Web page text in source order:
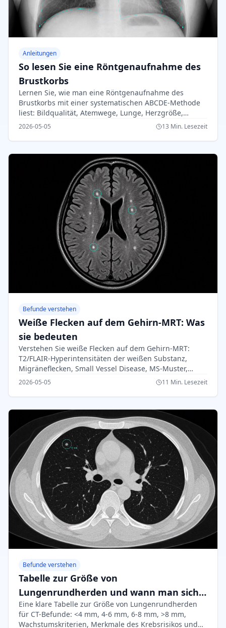
Anleitungen
So lesen Sie eine Röntgenaufnahme des
Brustkorbs
Lernen Sie, wie man eine Röntgenaufnahme des
Brustkorbs mit einer systematischen ABCDE-Methode
liest: Bildqualität, Atemwege, Lunge, Herzgröße,
Zwerchfell, häufige Anomalien und Warnzeichen.
2026-05-05 13 Min. Lesezeit
Befunde verstehen
Weiße Flecken auf dem Gehirn-MRT: Was
sie bedeuten
Verstehen Sie weiße Flecken auf dem Gehirn-MRT:
T2/FLAIR-Hyperintensitäten der weißen Substanz,
Migräneflecken, Small Vessel Disease, MS-Muster,
Risikofaktoren und Nachsorge.
2026-05-05 11 Min. Lesezeit
Befunde verstehen
Tabelle zur Größe von
Lungenrundherden und wann man sich
Sorgen machen sollte
Eine klare Tabelle zur Größe von Lungenrundherden
für CT-Befunde: <4 mm, 4-6 mm, 6-8 mm, >8 mm,
Wachstumskriterien, Merkmale des Krebsrisikos und